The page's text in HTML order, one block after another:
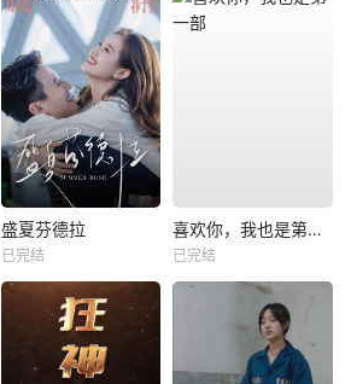
盛夏芬德拉
已完结
喜欢你，我也是第一部
已完结